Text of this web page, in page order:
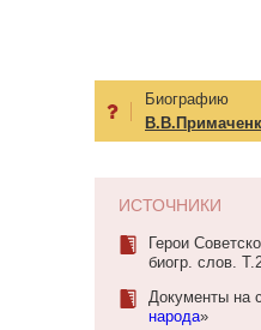
ИСТОЧНИКИ
Герои
биогр. слов.
Документы на
народа»